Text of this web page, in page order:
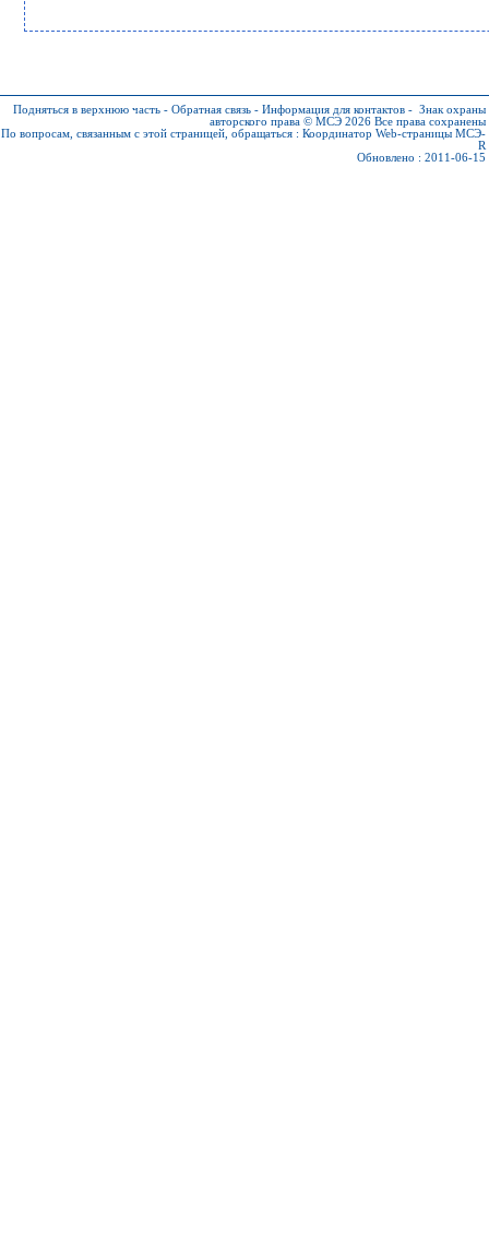
Подняться в верхнюю часть - Обратная связь - Информация для контактов - Знак охраны
авторского права © МСЭ 2026 Все права сохранены
По вопросам, связанным с этой страницей, обращаться : Координатор Web-страницы МСЭ-
R
Обновлено : 2011-06-15